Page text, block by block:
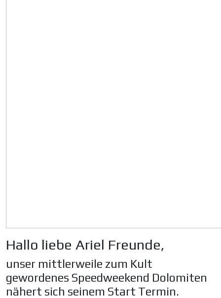
Hallo liebe Ariel Freunde,
unser mittlerweile zum Kult
gewordenes Speedweekend Dolomiten
nähert sich seinem Start Termin.